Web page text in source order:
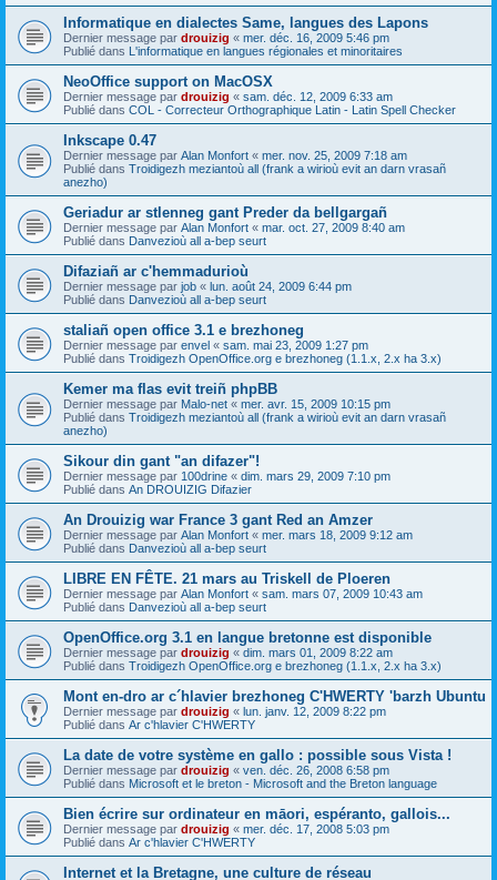
Informatique en dialectes Same, langues des Lapons
Dernier message par drouizig « mer. déc. 16, 2009 5:46 pm
Publié dans L'informatique en langues régionales et minoritaires
NeoOffice support on MacOSX
Dernier message par drouizig « sam. déc. 12, 2009 6:33 am
Publié dans COL - Correcteur Orthographique Latin - Latin Spell Checker
Inkscape 0.47
Dernier message par Alan Monfort « mer. nov. 25, 2009 7:18 am
Publié dans Troidigezh meziantoù all (frank a wirioù evit an darn vrasañ
anezho)
Geriadur ar stlenneg gant Preder da bellgargañ
Dernier message par Alan Monfort « mar. oct. 27, 2009 8:40 am
Publié dans Danvezioù all a-bep seurt
Difaziañ ar c'hemmadurioù
Dernier message par job « lun. août 24, 2009 6:44 pm
Publié dans Danvezioù all a-bep seurt
staliañ open office 3.1 e brezhoneg
Dernier message par envel « sam. mai 23, 2009 1:27 pm
Publié dans Troidigezh OpenOffice.org e brezhoneg (1.1.x, 2.x ha 3.x)
Kemer ma flas evit treiñ phpBB
Dernier message par Malo-net « mer. avr. 15, 2009 10:15 pm
Publié dans Troidigezh meziantoù all (frank a wirioù evit an darn vrasañ
anezho)
Sikour din gant "an difazer"!
Dernier message par 100drine « dim. mars 29, 2009 7:10 pm
Publié dans An DROUIZIG Difazier
An Drouizig war France 3 gant Red an Amzer
Dernier message par Alan Monfort « mer. mars 18, 2009 9:12 am
Publié dans Danvezioù all a-bep seurt
LIBRE EN FÊTE. 21 mars au Triskell de Ploeren
Dernier message par Alan Monfort « sam. mars 07, 2009 10:43 am
Publié dans Danvezioù all a-bep seurt
OpenOffice.org 3.1 en langue bretonne est disponible
Dernier message par drouizig « dim. mars 01, 2009 8:22 am
Publié dans Troidigezh OpenOffice.org e brezhoneg (1.1.x, 2.x ha 3.x)
Mont en-dro ar c´hlavier brezhoneg C'HWERTY 'barzh Ubuntu
Dernier message par drouizig « lun. janv. 12, 2009 8:22 pm
Publié dans Ar c'hlavier C'HWERTY
La date de votre système en gallo : possible sous Vista !
Dernier message par drouizig « ven. déc. 26, 2008 6:58 pm
Publié dans Microsoft et le breton - Microsoft and the Breton language
Bien écrire sur ordinateur en māori, espéranto, gallois...
Dernier message par drouizig « mer. déc. 17, 2008 5:03 pm
Publié dans Ar c'hlavier C'HWERTY
Internet et la Bretagne, une culture de réseau